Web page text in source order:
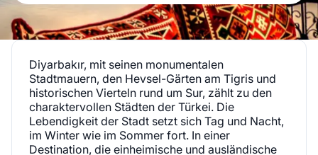
Diyarbakır, mit seinen monumentalen
Stadtmauern, den Hevsel-Gärten am Tigris und
historischen Vierteln rund um Sur, zählt zu den
charaktervollen Städten der Türkei. Die
Lebendigkeit der Stadt setzt sich Tag und Nacht,
im Winter wie im Sommer fort. In einer
Destination, die einheimische und ausländische